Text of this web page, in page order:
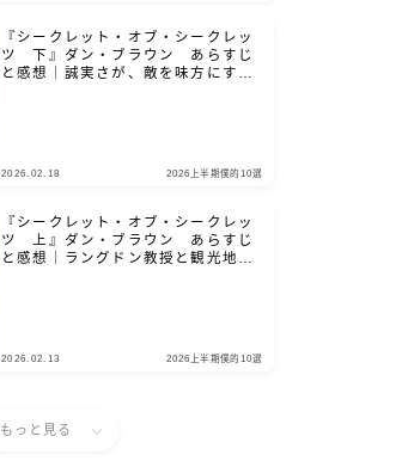
『シークレット・オブ・シークレッ
ツ 下』ダン・ブラウン あらすじ
と感想｜誠実さが、敵を味方にする
2026.02.18 2026上半期僕的10選
『シークレット・オブ・シークレッ
ツ 上』ダン・ブラウン あらすじ
と感想｜ラングドン教授と観光地を
2026.02.13 2026上半期僕的10選
もっと見る